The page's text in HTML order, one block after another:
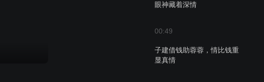
眼神藏着深情
00:49
子建借钱助蓉蓉，情比钱重
显真情